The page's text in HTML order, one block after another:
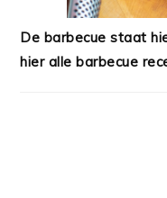
De barbecue staat
hier alle barbecue